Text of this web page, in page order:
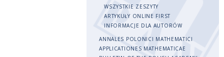
WSZYSTKIE ZESZYTY
ARTYKUŁY ONLINE FIRST
INFORMACJE DLA AUTORÓW
ANNALES POLONICI MATHEMATICI
APPLICATIONES MATHEMATICAE